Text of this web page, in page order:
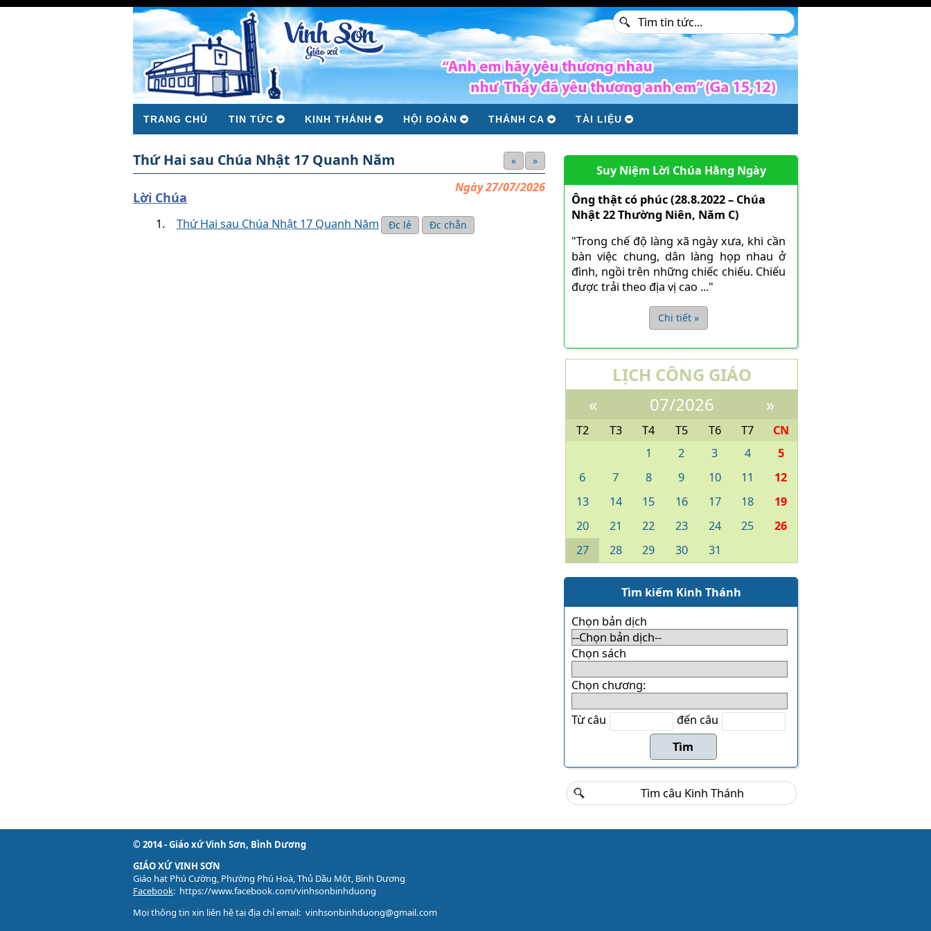
TRANG CHỦ TIN TỨC KINH THÁNH HỘI ĐOÀN THÁNH CA TÀI LIỆU
Thứ Hai sau Chúa Nhật 17 Quanh Năm »
«
Ngày 27/07/2026
Lời Chúa
Thứ Hai sau Chúa Nhật 17 Quanh Năm Đc chẵn
Đc lẻ
Suy Niệm Lời Chúa Hằng Ngày
Ông thật có phúc (28.8.2022 – Chúa
Nhật 22 Thường Niên, Năm C)
"Trong chế độ làng xã ngày xưa, khi cần
bàn việc chung, dân làng họp nhau ở
đình, ngồi trên những chiếc chiếu. Chiếu
được trải theo địa vị cao ..."
Chi tiết »
LỊCH CÔNG GIÁO
«
07/2026 »
T2 T3 T4 T5 T6 T7
CN
1
2 3 4
5
6
7 8 9 10 11
12
13
14 15 16 17 18
19
20
21 22 23 24 25
26
27
28 29 30 31
Tìm kiếm Kinh Thánh
Chọn bản dịch
Chọn sách
Chọn chương:
Từ câu đến câu
© 2014 - Giáo xứ Vinh Sơn, Bình Dương
GIÁO XỨ VINH SƠN
Giáo hạt Phú Cường, Phường Phú Hoà, Thủ Dầu Một, Bình Dương
Facebook: https://www.facebook.com/vinhsonbinhduong
Mọi thông tin xin liên hệ tại địa chỉ email: vinhsonbinhduong@gmail.com